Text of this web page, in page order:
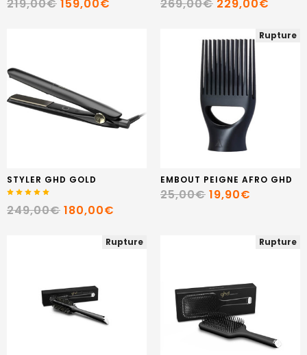
219,00€ 159,00€ 269,00€ 229,00€
STYLER GHD GOLD
249,00€ 180,00€
Rupture
EMBOUT PEIGNE AFRO GHD
25,00€ 19,90€
Rupture Rupture